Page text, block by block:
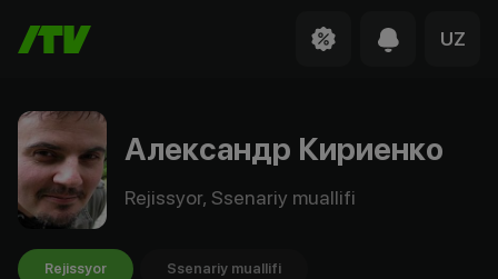
UZ
Александр Кириенко
Rejissyor, Ssenariy muallifi
Rejissyor Ssenariy muallifi